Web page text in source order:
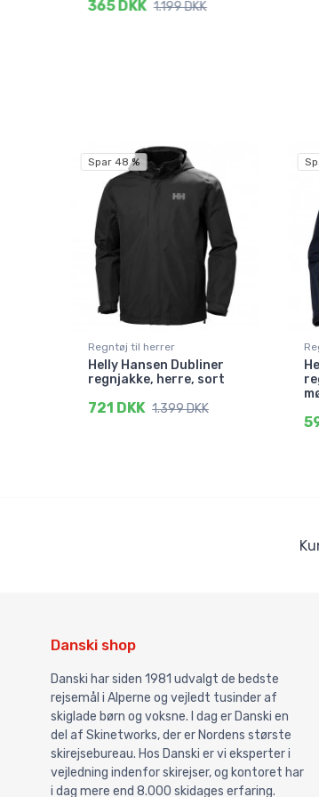
365 DKK 1.199 DKK
Spar 48 %
Regntøj til herrer
Helly Hansen Dubliner
regnjakke, herre, sort
721 DKK 1.399 DKK
Danski shop
Danski har siden 1981 udvalgt de bedste
rejsemål i Alperne og vejledt tusinder af
skiglade børn og voksne. I dag er Danski en
del af Skinetworks, der er Nordens største
skirejsebureau. Hos Danski er vi eksperter i
vejledning indenfor skirejser, og kontoret har
i dag mere end 8.000 skidages erfaring.